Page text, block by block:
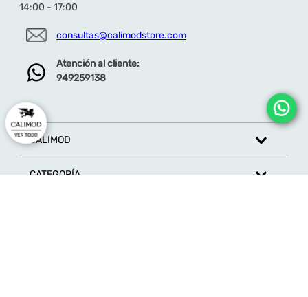
14:00 - 17:00
consultas@calimodstore.com
Atención al cliente:
949259138
CALIMOD
CATEGORÍA